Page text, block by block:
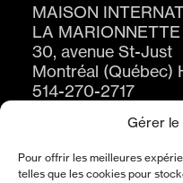
Gérer
Pour offrir les meilleures
telles que les cookies pour
MAISON
LA
30, avenue St-Just
Montréal (Québec)
514-270-2717